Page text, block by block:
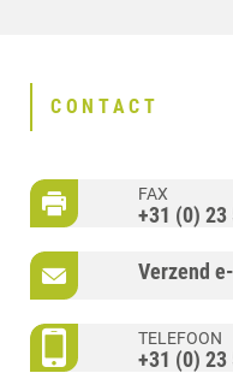
CONTACT
FAX
+31 (0) 23
Verzend
TELEFOON
+31 (0) 23